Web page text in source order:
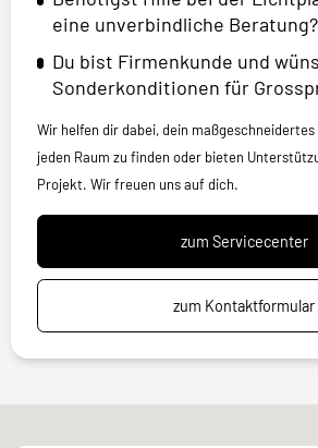
eine unverbindliche Beratung?
Du bist Firmenkunde und
Sonderkonditionen für
Wir helfen dir dabei, dein
jeden Raum zu finden oder bieten
Projekt. Wir freuen uns auf dich.
zum Servicecenter
zum Kontaktformular